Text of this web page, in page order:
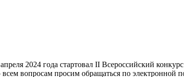
2024 года стартовал II Всероссийский
вопросам просим обращаться по электронной